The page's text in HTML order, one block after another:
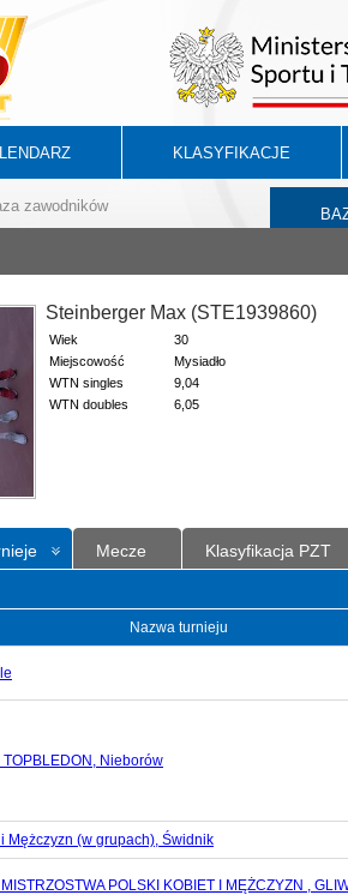
KLASYFIKACJE
zawodników
Steinberger Max (STE1939860)
Wiek
30
Miejscowość
Mysiadło
WTN singles
9,04
WTN doubles
6,05
Mecze Klasyfikacja PZT
Nazwa turnieju
Nieborów
Mężczyzn (w grupach), Świdnik
POLSKI KOBIET I MĘŻCZYZN ,